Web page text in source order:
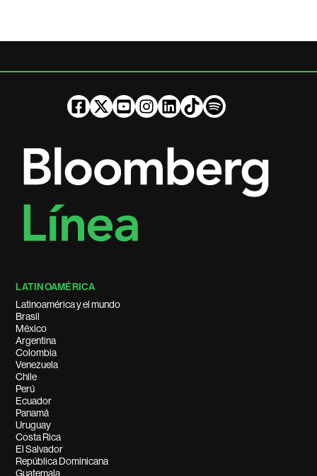
LATINOAMÉRICA
Latinoamérica y el mundo
Brasil
México
Argentina
Colombia
Venezuela
Chile
Perú
Ecuador
Panamá
Uruguay
Costa Rica
El Salvador
República Dominicana
Guatemala